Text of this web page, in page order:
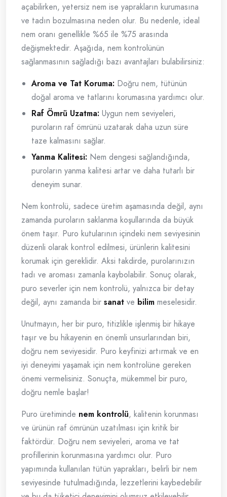
açabilirken, yetersiz nem ise yaprakların kurumasına
ve tadın bozulmasına neden olur. Bu nedenle, ideal
nem oranı genellikle %65 ile %75 arasında
değişmektedir. Aşağıda, nem kontrolünün
sağlanmasının sağladığı bazı avantajları bulabilirsiniz:
Aroma ve Tat Koruma: Doğru nem, tütünün
doğal aroma ve tatlarını korumasına yardımcı olur.
Raf Ömrü Uzatma: Uygun nem seviyeleri,
puroların raf ömrünü uzatarak daha uzun süre
taze kalmasını sağlar.
Yanma Kalitesi: Nem dengesi sağlandığında,
puroların yanma kalitesi artar ve daha tutarlı bir
deneyim sunar.
Nem kontrolü, sadece üretim aşamasında değil, aynı
zamanda puroların saklanma koşullarında da büyük
önem taşır. Puro kutularının içindeki nem seviyesinin
düzenli olarak kontrol edilmesi, ürünlerin kalitesini
korumak için gereklidir. Aksi takdirde, purolarınızın
tadı ve aroması zamanla kaybolabilir. Sonuç olarak,
puro severler için nem kontrolü, yalnızca bir detay
değil, aynı zamanda bir sanat ve bilim meselesidir.
Unutmayın, her bir puro, titizlikle işlenmiş bir hikaye
taşır ve bu hikayenin en önemli unsurlarından biri,
doğru nem seviyesidir. Puro keyfinizi artırmak ve en
iyi deneyimi yaşamak için nem kontrolüne gereken
önemi vermelisiniz. Sonuçta, mükemmel bir puro,
doğru nemle başlar!
Puro üretiminde nem kontrolü, kalitenin korunması
ve ürünün raf ömrünün uzatılması için kritik bir
faktördür. Doğru nem seviyeleri, aroma ve tat
profillerinin korunmasına yardımcı olur. Puro
yapımında kullanılan tütün yaprakları, belirli bir nem
seviyesinde tutulmadığında, lezzetlerini kaybedebilir